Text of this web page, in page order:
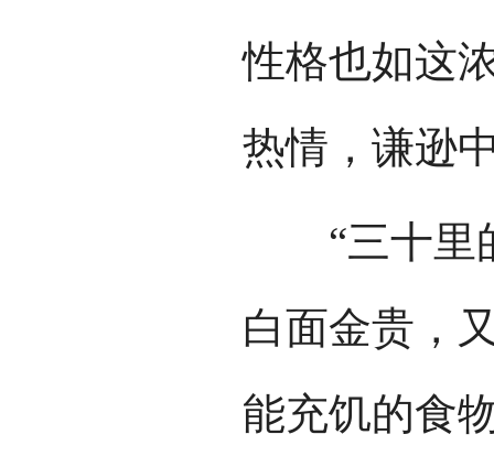
性格也如这
热情，谦逊
“三十里的
白面金贵，
能充饥的食